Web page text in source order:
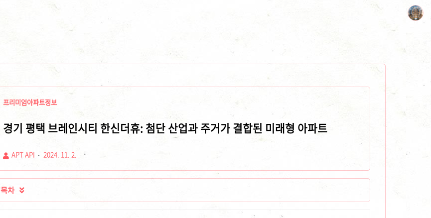
프리미엄아파트정보
경기 평택 브레인시티 한신더휴: 첨단 산업과 주거가 결합된 미래형 아파트
APT API 2024. 11. 2.
목차 